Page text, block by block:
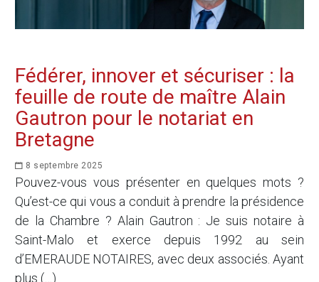
Fédérer, innover et sécuriser : la
feuille de route de maître Alain
Gautron pour le notariat en
Bretagne
8 septembre 2025
Pouvez-vous vous présenter en quelques mots ?
Qu’est-ce qui vous a conduit à prendre la présidence
de la Chambre ? Alain Gautron : Je suis notaire à
Saint-Malo et exerce depuis 1992 au sein
d’EMERAUDE NOTAIRES, avec deux associés. Ayant
plus (…)